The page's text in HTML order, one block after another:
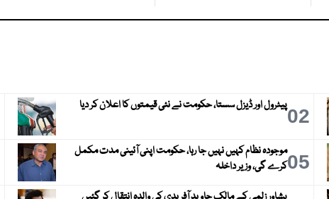
02پیٹرول اور ڈیزل سستا، حکومت نے نئی قیمتوں کا اعلان کر دیا
05موجودہ نظام کہیں نہیں جا رہا، حکومت اپنی آئینی مدت مکمل
کرے گی، وزیر داخلہ